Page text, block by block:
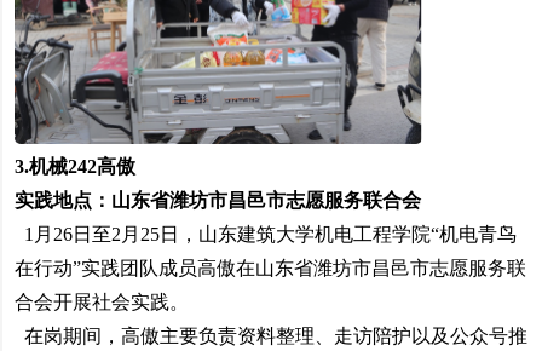
3.机械242高傲
实践地点：山东省潍坊市昌邑市志愿服务联合会
1月26日至2月25日，山东建筑大学机电工程学院“机电青鸟
在行动”实践团队成员高傲在山东省潍坊市昌邑市志愿服务联
合会开展社会实践。
在岗期间，高傲主要负责资料整理、走访陪护以及公众号推